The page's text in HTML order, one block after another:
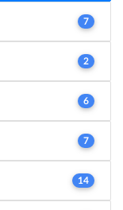
7
2
6
7
14